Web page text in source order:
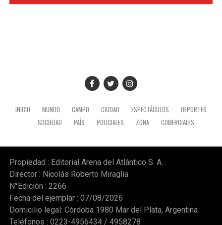
INICIO MUNDO CAMPO CIUDAD ESPECTÁCULOS
DEPORTES
SOCIEDAD
PAÍS POLICIALES ZONA COMERCIALES
Propiedad : Editorial Arena del Atlántico S. A.
Director : Nicolás Roberto Miraglia
N°Edición : 2266
Fecha del ejemplar : 07/08/2026
Domicilio legal: Córdoba 1980 Mar del Plata, Argentina
Teléfonos : 0223-4956434 / 4958278